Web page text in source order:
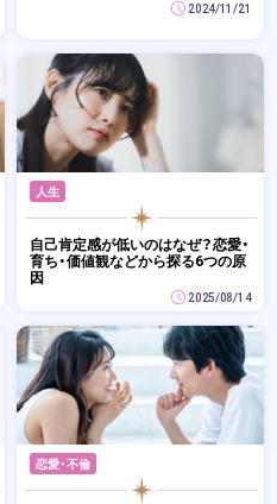
2024/11/21
人生
自己肯定感が低いのはなぜ？恋愛・
育ち・価値観などから探る6つの原
因
2025/08/14
恋愛・不倫